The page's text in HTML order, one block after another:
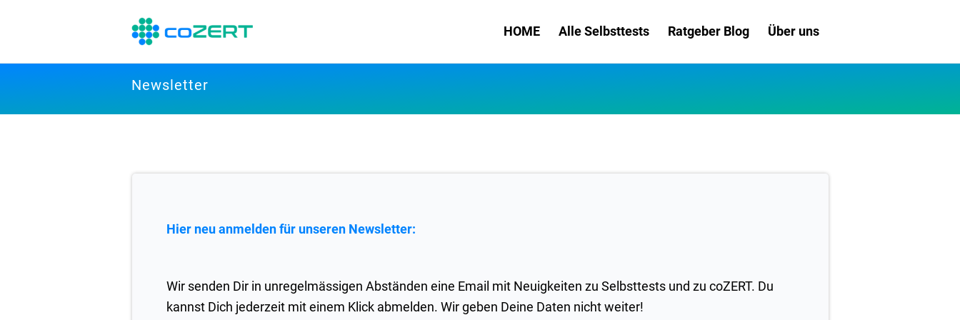
HOME Alle Selbsttests Ratgeber Blog Über uns
Newsletter
Hier neu anmelden für unseren Newsletter:
Wir senden Dir in unregelmässigen Abständen eine Email mit Neuigkeiten zu Selbsttests und zu coZERT. Du
kannst Dich jederzeit mit einem Klick abmelden. Wir geben Deine Daten nicht weiter!